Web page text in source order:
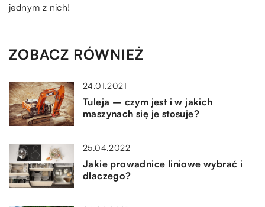
jednym z nich!
ZOBACZ RÓWNIEŻ
24.01.2021
Tuleja – czym jest i w jakich
maszynach się je stosuje?
25.04.2022
Jakie prowadnice liniowe wybrać i
dlaczego?